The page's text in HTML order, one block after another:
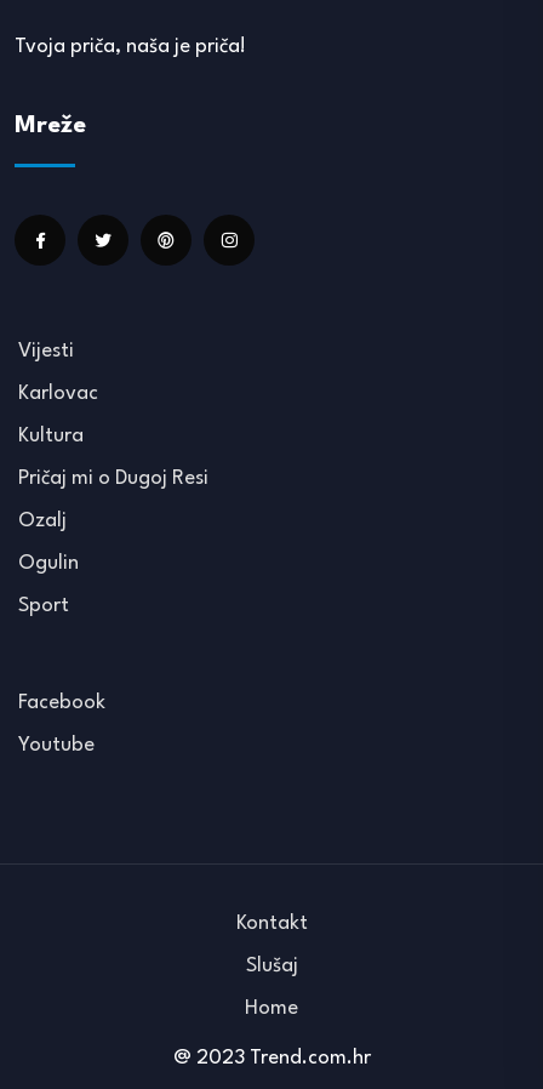
Tvoja priča, naša je priča!
Mreže
Vijesti
Karlovac
Kultura
Pričaj mi o Dugoj Resi
Ozalj
Ogulin
Sport
Facebook
Youtube
@ 2023 Trend.com.hr
Kontakt
Slušaj
Home